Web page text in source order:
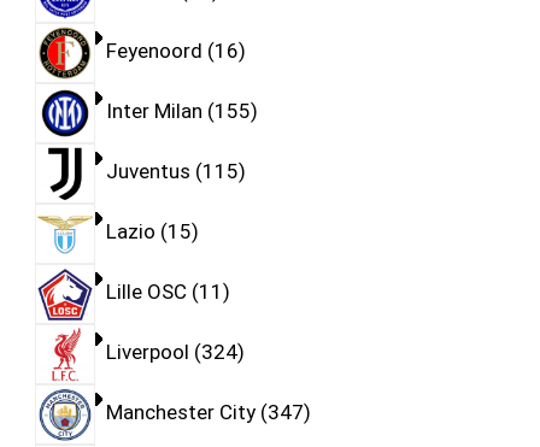
Feyenoord 16
Inter Milan 155
Juventus 115
Lazio 15
Lille OSC 11
Liverpool 324
Manchester City 347